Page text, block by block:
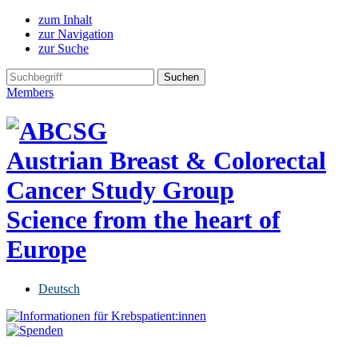
zum Inhalt
zur Navigation
zur Suche
Members
Austrian Breast & Colorectal
Cancer Study Group
Science from the heart of
Europe
Deutsch